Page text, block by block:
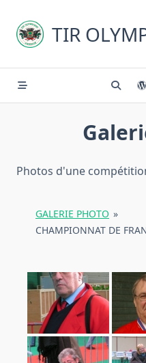
content
TIR
Photos d'une
GALERIE PHOTO »
CHAMPIONNAT DE